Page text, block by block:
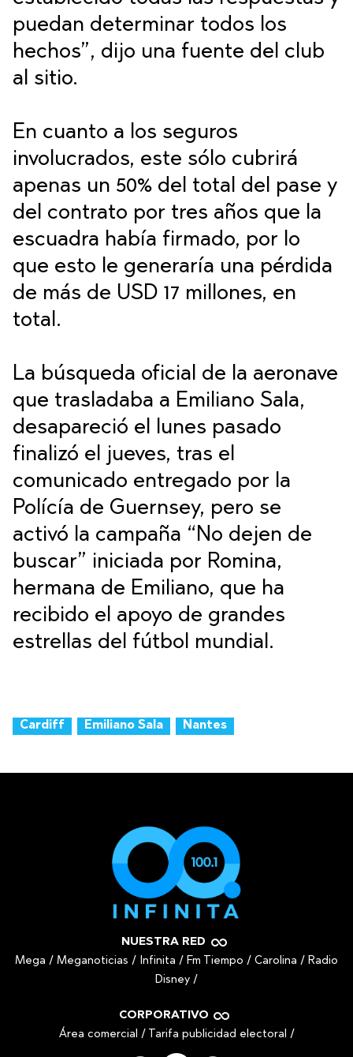
puedan determinar todos los
hechos”, dijo una fuente del club
al sitio.
En cuanto a los seguros
involucrados, este sólo cubrirá
apenas un 50% del total del pase y
del contrato por tres años que la
escuadra había firmado, por lo
que esto le generaría una pérdida
de más de USD 17 millones, en
total.
La búsqueda oficial de la aeronave
que trasladaba a Emiliano Sala,
desapareció el lunes pasado
finalizó el jueves, tras el
comunicado entregado por la
Polícía de Guernsey, pero se
activó la campaña “No dejen de
buscar” iniciada por Romina,
hermana de Emiliano, que ha
recibido el apoyo de grandes
estrellas del fútbol mundial.
Cardiff Emiliano Sala Nantes
NUESTRA RED
Mega / Meganoticias / Infinita / Fm Tiempo / Carolina / Radio
Disney /
CORPORATIVO
Área comercial / Tarifa publicidad electoral /